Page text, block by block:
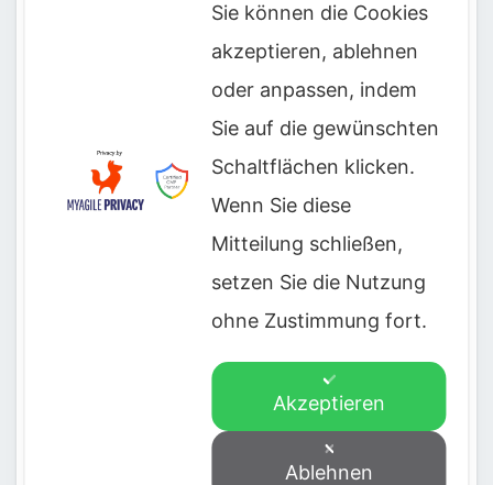
IMPRESSUM
U.
IMPRESSUM U.
DATENSCHUTZERKLÄRUNG
Impressum und Datenschutzerklärung
E-Mail: wolfgang(at)gurowietz.com
(gem. § 55 Abs. 2 RStV):
Sie können die Cookies
akzeptieren, ablehnen
oder anpassen, indem
Sie auf die gewünschten
Schaltflächen klicken.
Wenn Sie diese
Mitteilung schließen,
setzen Sie die Nutzung
ohne Zustimmung fort.
Akzeptieren
Ablehnen